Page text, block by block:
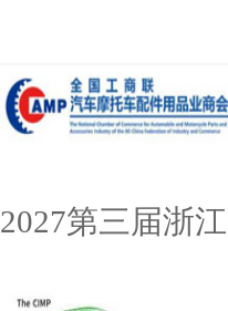
2027第三届浙